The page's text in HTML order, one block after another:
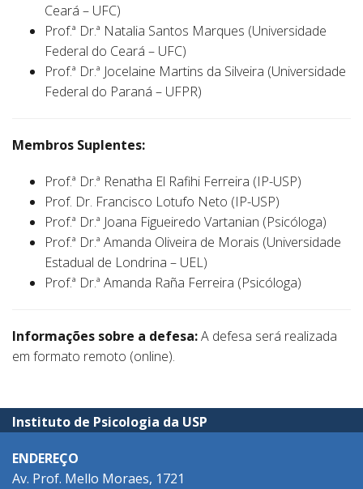
Ceará – UFC)
Prof.ª Dr.ª Natalia Santos Marques (Universidade
Federal do Ceará – UFC)
Prof.ª Dr.ª Jocelaine Martins da Silveira (Universidade
Federal do Paraná – UFPR)
Membros Suplentes:
Prof.ª Dr.ª Renatha El Rafihi Ferreira (IP-USP)
Prof. Dr. Francisco Lotufo Neto (IP-USP)
Prof.ª Dr.ª Joana Figueiredo Vartanian (Psicóloga)
Prof.ª Dr.ª Amanda Oliveira de Morais (Universidade
Estadual de Londrina – UEL)
Prof.ª Dr.ª Amanda Raña Ferreira (Psicóloga)
Informações sobre a defesa:A defesa será realizada
em formato remoto (online).
Instituto de Psicologia da USP
ENDEREÇO
Av. Prof. Mello Moraes, 1721